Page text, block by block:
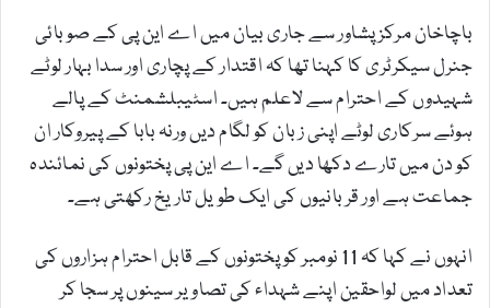
باچاخان مرکز پشاور سے جاری بیان میں اے این پی کے صوبائی
جنرل سیکرٹری کا کہنا تھا کہ اقتدار کے پچاری اور سدا بہار لوٹے
شہیدوں کے احترام سے لاعلم ہیں۔ اسٹیبلشمنٹ کے پالے
ہوئے سرکاری لوٹے اپنی زبان کو لگام دیں ورنہ بابا کے پیروکار ان
کو دن میں تارے دکھا دیں گے۔ اے این پی پختونوں کی نمائندہ
جماعت ہے اور قربانیوں کی ایک طویل تاریخ رکھتی ہے۔
انہوں نے کہا کہ 11 نومبر کو پختونوں کے قابل احترام ہزاروں کی
تعداد میں لواحقین اپنے شہداء کی تصاویر سینوں پر سجا کر